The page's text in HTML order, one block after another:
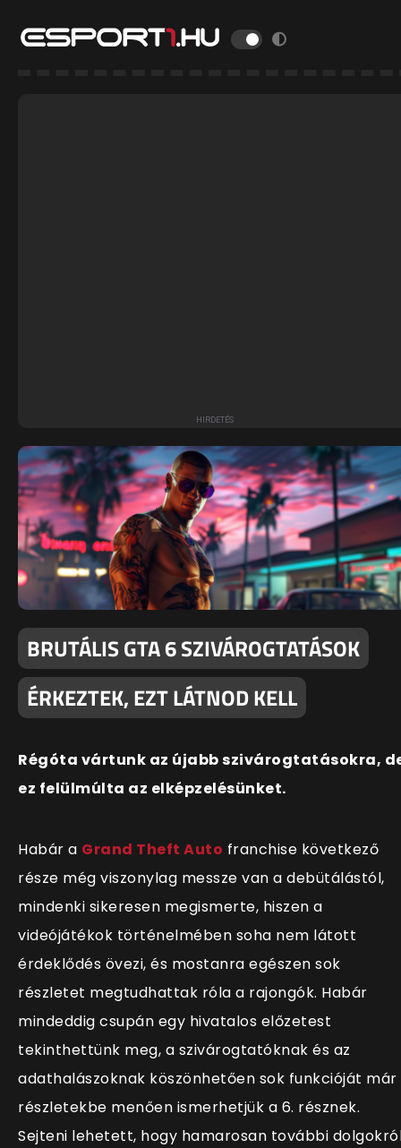
BRUTÁLIS GTA 6 SZIVÁROGTATÁSOK
ÉRKEZTEK, EZT LÁTNOD KELL
Régóta vártunk az újabb szivárogtatásokra,
ez felülmúlta az elképzelésünket.
Habár a Grand Theft Auto franchise következő
része még viszonylag messze van a debütálástól,
mindenki sikeresen megismerte, hiszen a
videójátékok történelmében soha nem látott
érdeklődés övezi, és mostanra egészen sok
részletet megtudhattak róla a rajongók. Habár
mindeddig csupán egy hivatalos előzetest
tekinthettünk meg, a szivárogtatóknak és az
adathalászoknak köszönhetően sok funkcióját már
részletekbe menően ismerhetjük a 6. résznek.
Sejteni lehetett, hogy hamarosan további